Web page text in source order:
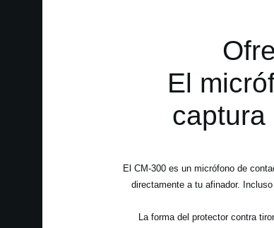
El
captura
El CM-300 es un micrófono de
directamente a tu afinador.
La forma del protector contra